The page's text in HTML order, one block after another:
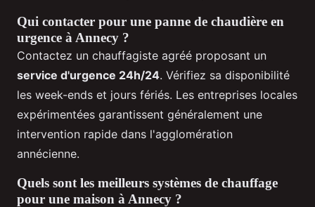
Qui contacter pour une panne de chaudière en
urgence à Annecy ?
Contactez un chauffagiste agréé proposant un
service d'urgence 24h/24. Vérifiez sa disponibilité
les week-ends et jours fériés. Les entreprises locales
expérimentées garantissent généralement une
intervention rapide dans l'agglomération
annécienne.
Quels sont les meilleurs systèmes de chauffage
pour une maison à Annecy ?